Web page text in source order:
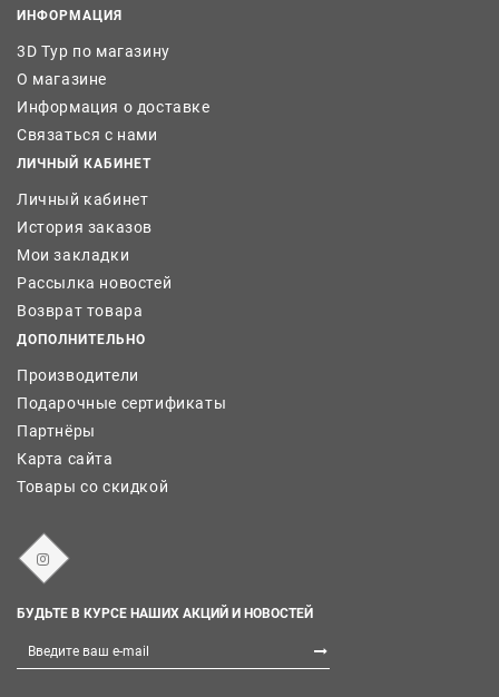
ИНФОРМАЦИЯ
3D Тур по магазину
О магазине
Информация о доставке
Связаться с нами
ЛИЧНЫЙ КАБИНЕТ
Личный кабинет
История заказов
Мои закладки
Рассылка новостей
Возврат товара
ДОПОЛНИТЕЛЬНО
Производители
Подарочные сертификаты
Партнёры
Карта сайта
Товары со скидкой
БУДЬТЕ В КУРСЕ НАШИХ АКЦИЙ И НОВОСТЕЙ